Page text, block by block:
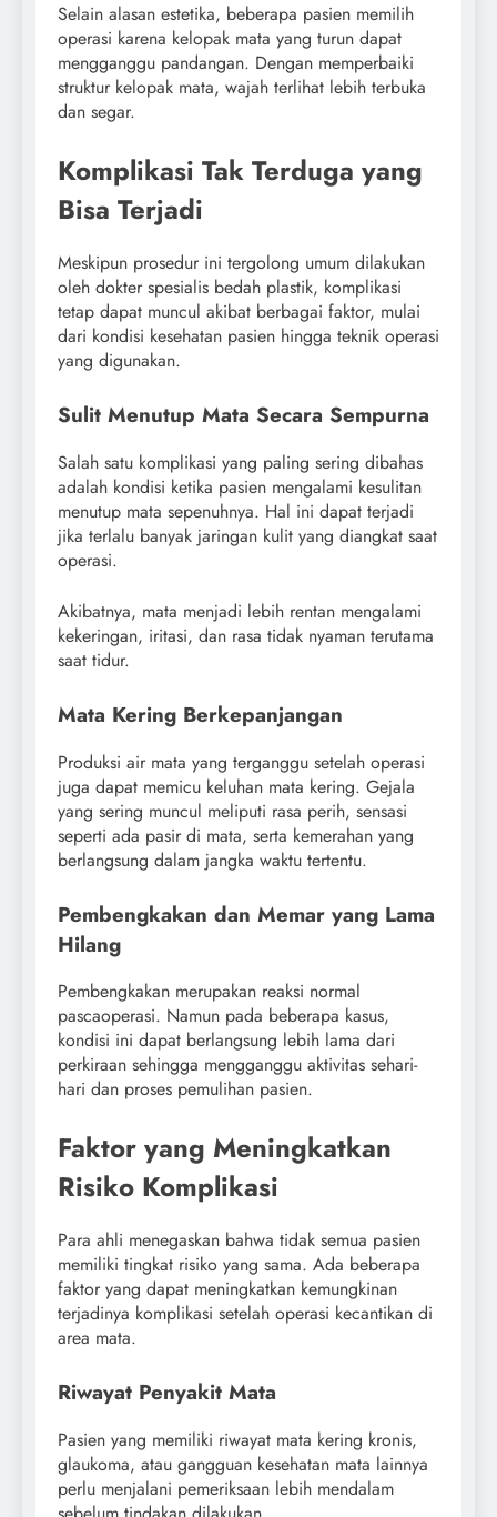
Selain alasan estetika, beberapa pasien memilih
operasi karena kelopak mata yang turun dapat
mengganggu pandangan. Dengan memperbaiki
struktur kelopak mata, wajah terlihat lebih terbuka
dan segar.
Komplikasi Tak Terduga yang
Bisa Terjadi
Meskipun prosedur ini tergolong umum dilakukan
oleh dokter spesialis bedah plastik, komplikasi
tetap dapat muncul akibat berbagai faktor, mulai
dari kondisi kesehatan pasien hingga teknik operasi
yang digunakan.
Sulit Menutup Mata Secara Sempurna
Salah satu komplikasi yang paling sering dibahas
adalah kondisi ketika pasien mengalami kesulitan
menutup mata sepenuhnya. Hal ini dapat terjadi
jika terlalu banyak jaringan kulit yang diangkat saat
operasi.
Akibatnya, mata menjadi lebih rentan mengalami
kekeringan, iritasi, dan rasa tidak nyaman terutama
saat tidur.
Mata Kering Berkepanjangan
Produksi air mata yang terganggu setelah operasi
juga dapat memicu keluhan mata kering. Gejala
yang sering muncul meliputi rasa perih, sensasi
seperti ada pasir di mata, serta kemerahan yang
berlangsung dalam jangka waktu tertentu.
Pembengkakan dan Memar yang Lama
Hilang
Pembengkakan merupakan reaksi normal
pascaoperasi. Namun pada beberapa kasus,
kondisi ini dapat berlangsung lebih lama dari
perkiraan sehingga mengganggu aktivitas sehari-
hari dan proses pemulihan pasien.
Faktor yang Meningkatkan
Risiko Komplikasi
Para ahli menegaskan bahwa tidak semua pasien
memiliki tingkat risiko yang sama. Ada beberapa
faktor yang dapat meningkatkan kemungkinan
terjadinya komplikasi setelah operasi kecantikan di
area mata.
Riwayat Penyakit Mata
Pasien yang memiliki riwayat mata kering kronis,
glaukoma, atau gangguan kesehatan mata lainnya
perlu menjalani pemeriksaan lebih mendalam